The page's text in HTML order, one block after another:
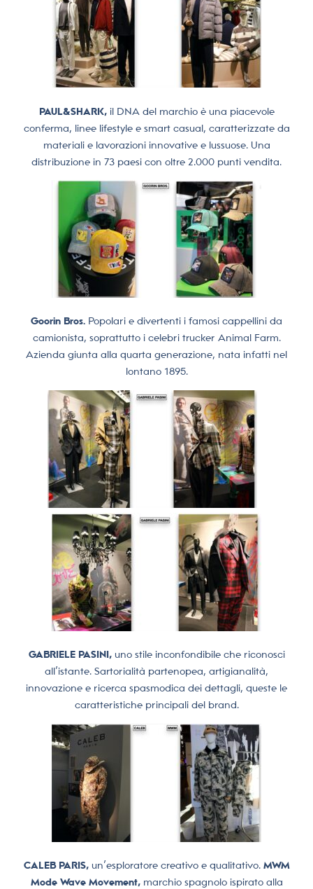
PAUL&SHARK, il DNA del marchio è una piacevole
conferma, linee lifestyle e smart casual, caratterizzate da
materiali e lavorazioni innovative e lussuose. Una
distribuzione in 73 paesi con oltre 2.000 punti vendita.
Goorin Bros. Popolari e divertenti i famosi cappellini da
camionista, soprattutto i celebri trucker Animal Farm.
Azienda giunta alla quarta generazione, nata infatti nel
lontano 1895.
GABRIELE PASINI,uno stile inconfondibile che riconosci
all’istante. Sartorialità partenopea, artigianalità,
innovazione e ricerca spasmodica dei dettagli, queste le
caratteristiche principali del brand.
CALEB PARIS,un’esploratore creativo e qualitativo. MWM
Mode Wave Movement, marchio spagnolo ispirato alla